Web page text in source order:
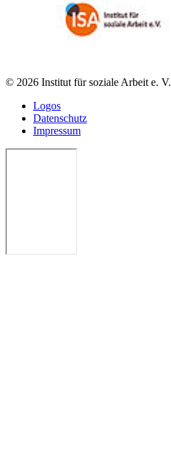
© 2026 Institut für soziale Arbeit e. V.
Logos
Datenschutz
Impressum